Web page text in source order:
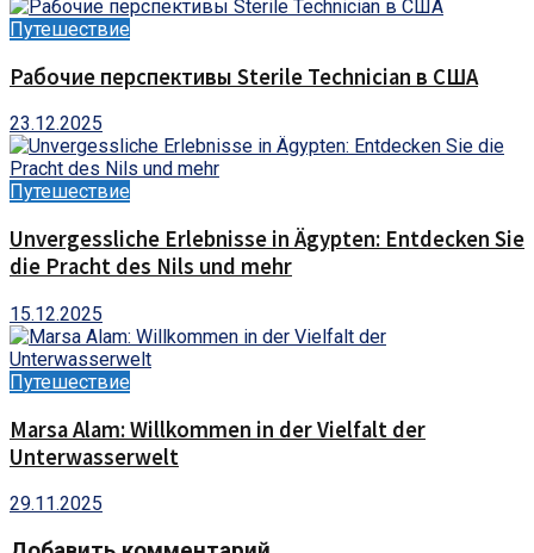
Путешествие
Рабочие перспективы Sterile Technician в США
23.12.2025
Путешествие
Unvergessliche Erlebnisse in Ägypten: Entdecken Sie
die Pracht des Nils und mehr
15.12.2025
Путешествие
Marsa Alam: Willkommen in der Vielfalt der
Unterwasserwelt
29.11.2025